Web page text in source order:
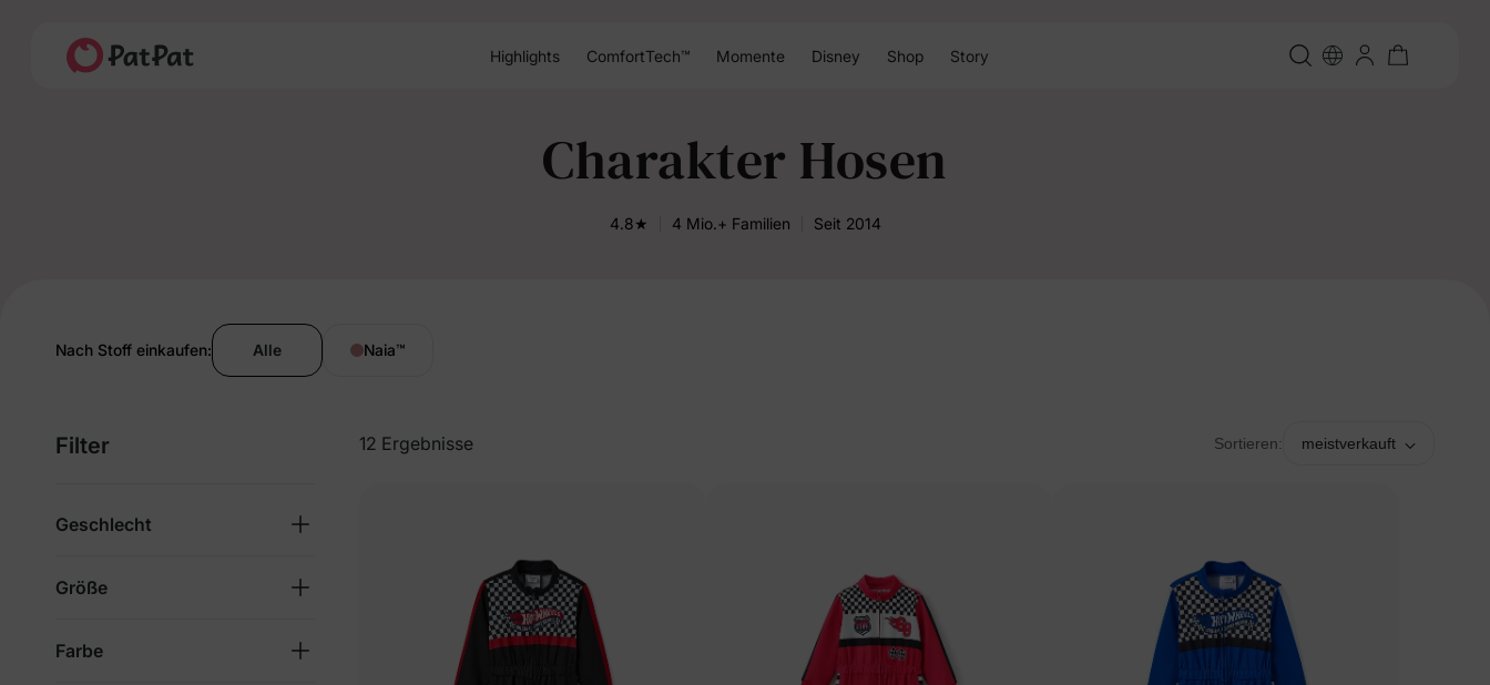
Highlights ComfortTech™ Momente Disney Shop Story
Charakter Hosen
4.8★ 4 Mio.+ Familien Seit 2014
Nach Stoff einkaufen: Alle Naia™
12 Ergebnisse Sortieren: meistverkauft
Filter
Geschlecht
Größe
Farbe